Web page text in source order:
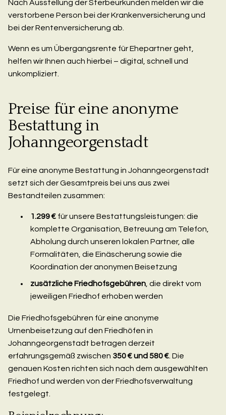
Nach Ausstellung der Sterbeurkunden melden wir die
verstorbene Person bei der Krankenversicherung und
bei der Rentenversicherung ab.
Wenn es um Übergangsrente für Ehepartner geht,
helfen wir Ihnen auch hierbei – digital, schnell und
unkompliziert.
Preise für eine anonyme
Bestattung in
Johanngeorgenstadt
Für eine anonyme Bestattung in Johanngeorgenstadt
setzt sich der Gesamtpreis bei uns aus zwei
Bestandteilen zusammen:
1.299 € für unsere Bestattungsleistungen: die
komplette Organisation, Betreuung am Telefon,
Abholung durch unseren lokalen Partner, alle
Formalitäten, die Einäscherung sowie die
Koordination der anonymen Beisetzung
zusätzliche Friedhofsgebühren , die direkt vom
jeweiligen Friedhof erhoben werden
Die Friedhofsgebühren für eine anonyme
Urnenbeisetzung auf den Friedhöfen in
Johanngeorgenstadt betragen derzeit
erfahrungsgemäß zwischen 350 € und 580 € . Die
genauen Kosten richten sich nach dem ausgewählten
Friedhof und werden von der Friedhofsverwaltung
festgelegt.